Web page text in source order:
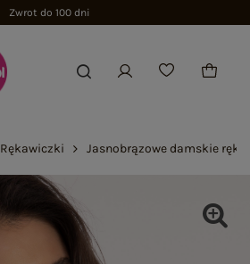
Zwrot do 100 dni
Rękawiczki Jasnobrązowe damskie